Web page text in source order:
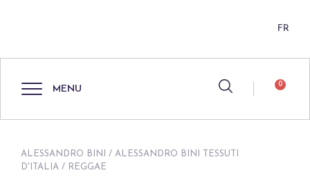
FR
MENU 0
ALESSANDRO BINI / ALESSANDRO BINI TESSUTI
D'ITALIA / REGGAE